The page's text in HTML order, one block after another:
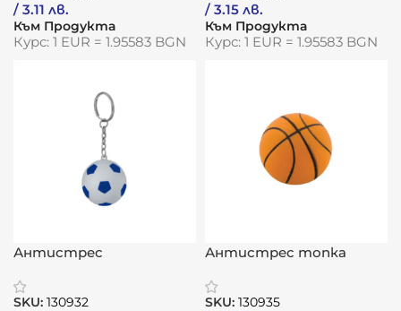
/ 3.11 лв.
Към Продукта
Курс: 1 EUR = 1.95583 BGN
/ 3.15 лв.
Към Продукта
Курс: 1 EUR = 1.95583 BGN
Антистрес
„Релакс“
SKU: 130932
Антистрес топка
SKU: 130935